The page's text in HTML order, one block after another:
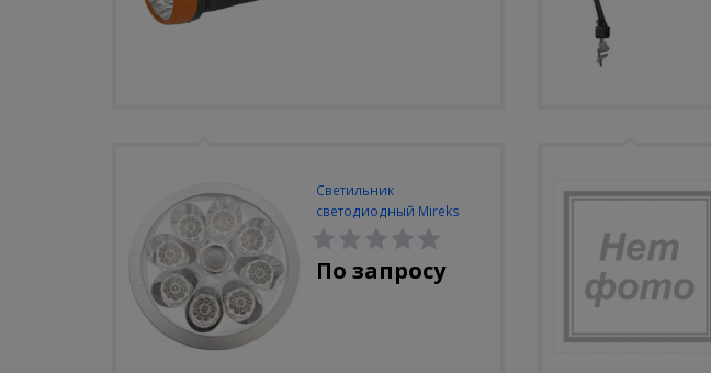
Светильник
светодиодный Mireks
С-310-80-S (5W/4000-
5000K/500lm/датчик
движения)
По запросу